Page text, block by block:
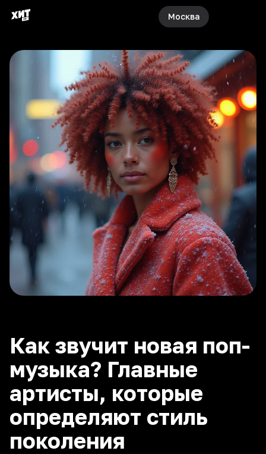
Москва
Как звучит новая поп-
музыка? Главные
артисты, которые
определяют стиль
поколения